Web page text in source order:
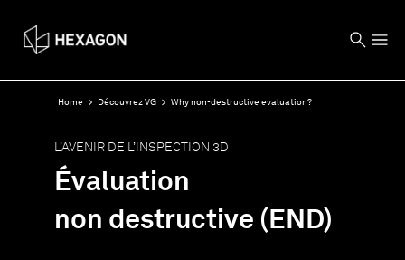
Home Découvrez VG Why non-destructive evaluation?
L’AVENIR DE L’INSPECTION 3D
Évaluation
non destructive (END)